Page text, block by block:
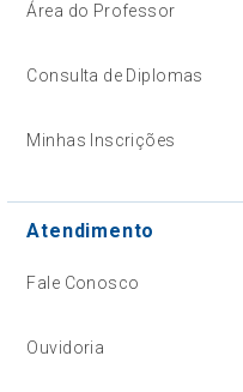
Área do Professor
Consulta de Diplomas
Minhas Inscrições
Atendimento
Fale Conosco
Ouvidoria